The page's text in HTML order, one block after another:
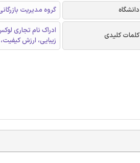
دانشگاه
گروه مدیریت
کلمات کلیدی
ادراک نام تجاری
زیبایی، ارزش